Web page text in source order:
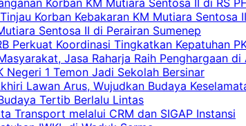
Korban Kebakaran KM Mutiara Sentosa II
Sentosa II di Perairan Sumenep
Perkuat Koordinasi Tingkatkan Kepatuhan
Jasa Raharja Raih Penghargaan
Negeri 1 Temon Jadi Sekolah Bersinar
Lawan Arus, Wujudkan Budaya
Tertib Berlalu Lintas
Transport melalui CRM dan SIGAP Instansi